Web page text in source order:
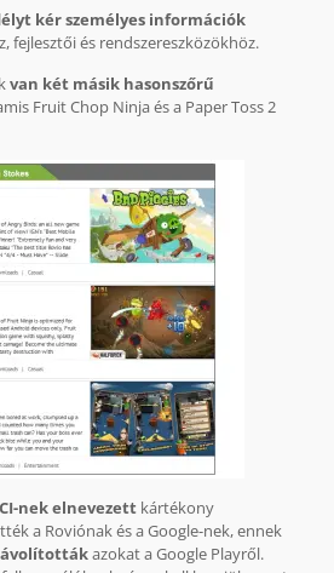
kér személyes információk
fejlesztői és rendszereszközökhöz.
van két másik hasonszőrű
Fruit Chop Ninja és a Paper Toss 2
nek elnevezettkártékony
a Roviónak és a Google-nek, ennek
azokat a Google Playről.